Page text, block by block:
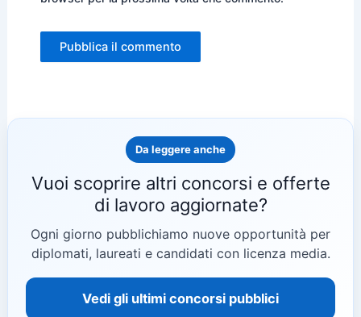
Da leggere anche
Vuoi scoprire altri concorsi e offerte
di lavoro aggiornate?
Ogni giorno pubblichiamo nuove opportunità per
diplomati, laureati e candidati con licenza media.
Vedi gli ultimi concorsi pubblici